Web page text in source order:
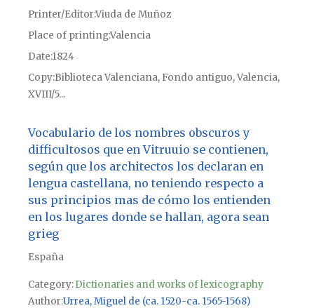
Printer/EditorViuda de Muñoz
Place of printingValencia
Date1824
CopyBiblioteca Valenciana, Fondo antiguo, Valencia,
XVIII/5...
Vocabulario de los nombres obscuros y
difficultosos que en Vitruuio se contienen,
según que los architectos los declaran en
lengua castellana, no teniendo respecto a
sus principios mas de cómo los entienden
en los lugares donde se hallan, agora sean
grieg
España
Category:Dictionaries and works of lexicography
Author Urrea, Miguel de (ca. 1520-ca. 1565-1568)